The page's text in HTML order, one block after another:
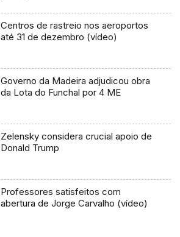
Centros de rastreio nos aeroportos
até 31 de dezembro (vídeo)
Governo da Madeira adjudicou obra
da Lota do Funchal por 4 ME
Zelensky considera crucial apoio de
Donald Trump
Professores satisfeitos com
abertura de Jorge Carvalho (vídeo)